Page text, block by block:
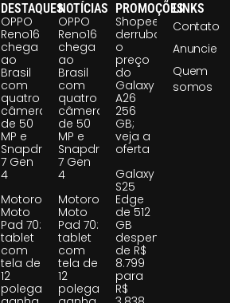
DESTAQUES
OPPO
Reno16
chega
ao
Brasil
com
quatro
câmeras
de 50
MP e
Snapdragon
7 Gen
4
Motorola
Moto
Pad 70:
tablet
com
tela de
12
polegadas
NOTÍCIAS
OPPO
Reno16
chega
ao
Brasil
com
quatro
câmeras
de 50
MP e
Snapdragon
7 Gen
4
Motorola
Moto
Pad 70:
tablet
com
tela de
12
polegadas
PROMOÇÕES
Shopee
derruba
o
preço
do
Galaxy
A26
256
GB;
veja a
oferta
Galaxy
S25
Edge
de 512
GB
despenca
de R$
8.799
para
R$
LINKS
Contato
Anuncie
Quem
somos